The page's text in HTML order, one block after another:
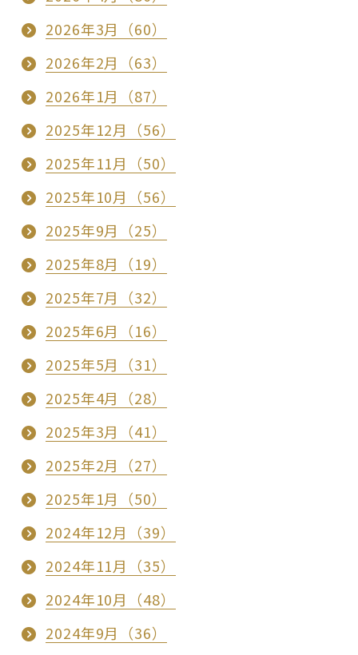
2026年3月（60）
2026年2月（63）
2026年1月（87）
2025年12月（56）
2025年11月（50）
2025年10月（56）
2025年9月（25）
2025年8月（19）
2025年7月（32）
2025年6月（16）
2025年5月（31）
2025年4月（28）
2025年3月（41）
2025年2月（27）
2025年1月（50）
2024年12月（39）
2024年11月（35）
2024年10月（48）
2024年9月（36）